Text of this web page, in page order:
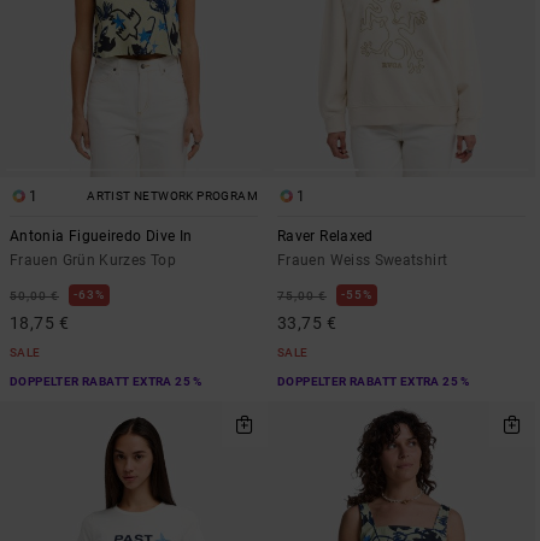
1 ARTIST NETWORK PROGRAM
Antonia Figueiredo Dive In
Frauen Grün Kurzes Top
50,00 € 63%
18,75 €
SALE
DOPPELTER RABATT EXTRA 25 %
1
Raver Relaxed
Frauen Weiss Sweatshirt
75,00 € 55%
33,75 €
SALE
DOPPELTER RABATT EXTRA 25 %